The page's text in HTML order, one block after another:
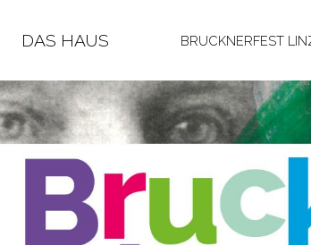
DAS HAUS BRUCKNERFEST